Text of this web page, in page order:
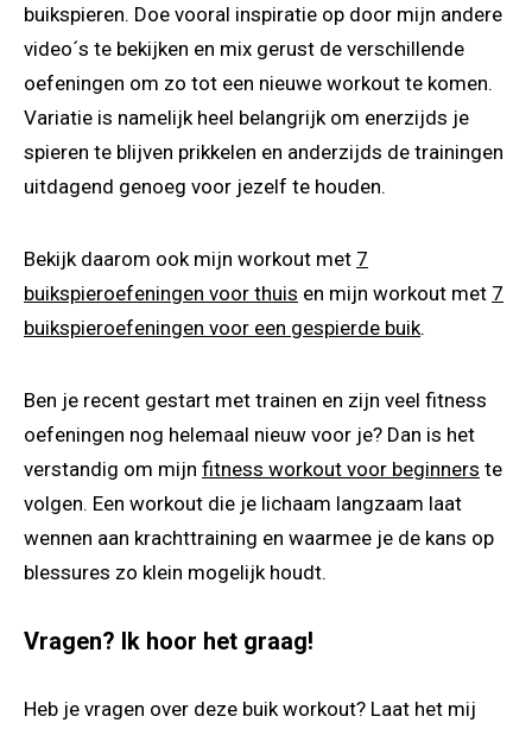
buikspieren. Doe vooral inspiratie op door mijn andere
video´s te bekijken en mix gerust de verschillende
oefeningen om zo tot een nieuwe workout te komen.
Variatie is namelijk heel belangrijk om enerzijds je
spieren te blijven prikkelen en anderzijds de trainingen
uitdagend genoeg voor jezelf te houden.
Bekijk daarom ook mijn workout met 7
buikspieroefeningen voor thuis en mijn workout met 7
buikspieroefeningen voor een gespierde buik.
Ben je recent gestart met trainen en zijn veel fitness
oefeningen nog helemaal nieuw voor je? Dan is het
verstandig om mijn fitness workout voor beginners te
volgen. Een workout die je lichaam langzaam laat
wennen aan krachttraining en waarmee je de kans op
blessures zo klein mogelijk houdt.
Vragen? Ik hoor het graag!
Heb je vragen over deze buik workout? Laat het mij